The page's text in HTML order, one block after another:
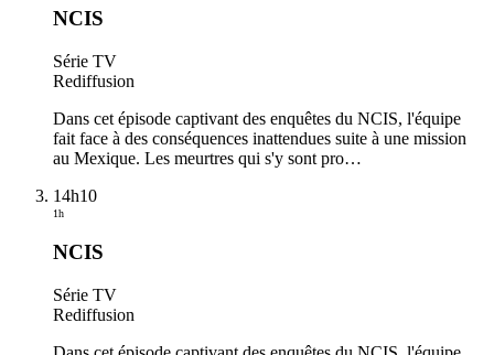
NCIS
Série TV
Rediffusion
Dans cet épisode captivant des enquêtes du NCIS, l'équipe
fait face à des conséquences inattendues suite à une mission
au Mexique. Les meurtres qui s'y sont pro…
14h10
1h
NCIS
Série TV
Rediffusion